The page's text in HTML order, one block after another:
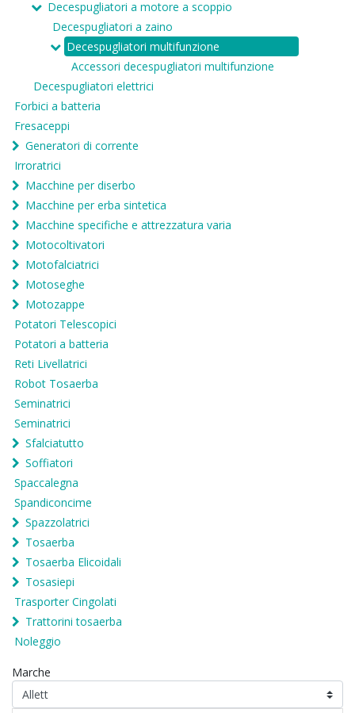
Decespugliatori a motore a scoppio
Decespugliatori a zaino
Decespugliatori multifunzione
Accessori decespugliatori multifunzione
Decespugliatori elettrici
Forbici a batteria
Fresaceppi
Generatori di corrente
Irroratrici
Macchine per diserbo
Macchine per erba sintetica
Macchine specifiche e attrezzatura varia
Motocoltivatori
Motofalciatrici
Motoseghe
Motozappe
Potatori Telescopici
Potatori a batteria
Reti Livellatrici
Robot Tosaerba
Seminatrici
Seminatrici
Sfalciatutto
Soffiatori
Spaccalegna
Spandiconcime
Spazzolatrici
Tosaerba
Tosaerba Elicoidali
Tosasiepi
Trasporter Cingolati
Trattorini tosaerba
Noleggio
Marche